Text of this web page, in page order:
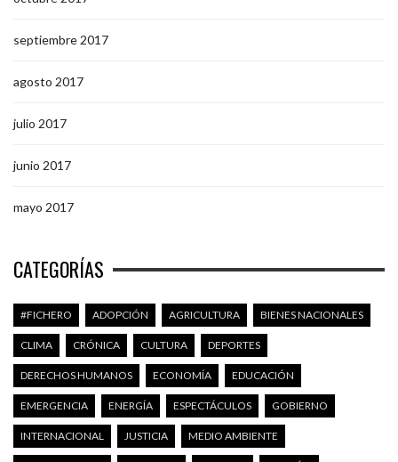
septiembre 2017
agosto 2017
julio 2017
junio 2017
mayo 2017
CATEGORÍAS
#FICHERO ADOPCIÓN AGRICULTURA BIENES NACIONALES
CLIMA CRÓNICA CULTURA DEPORTES
DERECHOS HUMANOS ECONOMÍA EDUCACIÓN
EMERGENCIA ENERGÍA ESPECTÁCULOS GOBIERNO
INTERNACIONAL JUSTICIA MEDIO AMBIENTE